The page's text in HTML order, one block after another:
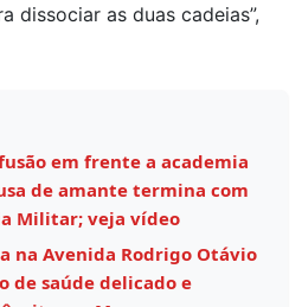
dissociar as duas cadeias”,
em frente a academia
de amante termina com
Militar; veja vídeo
na Avenida Rodrigo Otávio
de saúde delicado e